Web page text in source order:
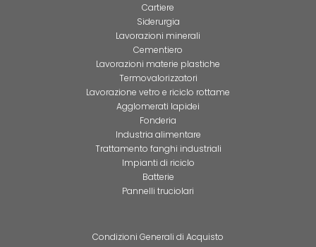
Cartiere
Siderurgia
Lavorazioni minerali
Cementiero
Lavorazioni materie plastiche
Termovalorizzatori
Lavorazione vetro e riciclo rottame
Agglomerati lapidei
Fonderia
Industria alimentare
Trattamento fanghi industriali
Impianti di riciclo
Batterie
Pannelli truciolari
Condizioni Generali di Acquisto